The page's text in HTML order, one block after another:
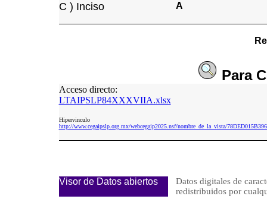
C ) Inciso A
Para
Acceso directo:
LTAIPSLP84XXXVIIA.xlsx
Hipervinculo
http://www.cegaipslp.org.mx/webcegaip2025.nsf/nombre_de_la_vista/
Visor de Datos abiertos
Datos digitales de
redistribuidos por